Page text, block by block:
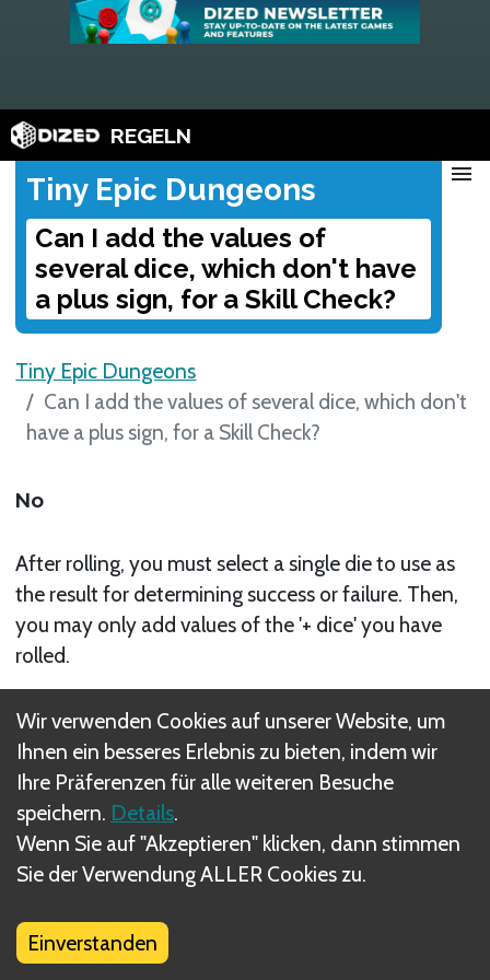
REGELN
Tiny Epic Dungeons
Can I add the values of
several dice, which don't have
a plus sign, for a Skill Check?
menu
Tiny Epic Dungeons
Can I add the values of several dice, which don't
have a plus sign, for a Skill Check?
No
After rolling, you must select a single die to use as
the result for determining success or failure. Then,
you may only add values of the '+ dice' you have
rolled.
Skill Checks
Wir verwenden Cookies auf unserer Website, um
Ihnen ein besseres Erlebnis zu bieten, indem wir
Ihre Präferenzen für alle weiteren Besuche
speichern. Details.
Wenn Sie auf "Akzeptieren" klicken, dann stimmen
Sie der Verwendung ALLER Cookies zu.
Einverstanden